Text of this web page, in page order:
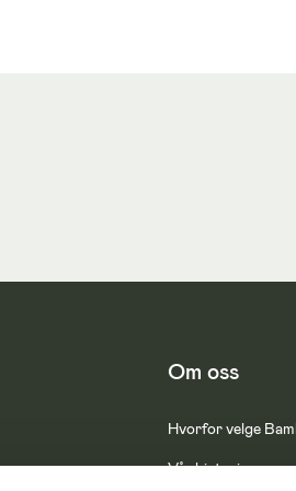
Om oss
Hvorfor velge
Vår historie